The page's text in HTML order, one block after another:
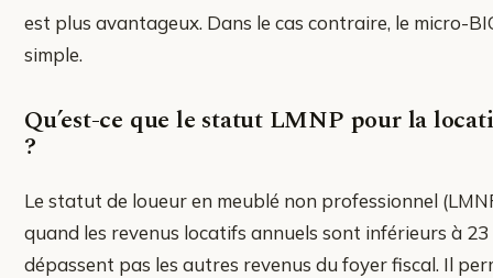
est plus avantageux. Dans le cas contraire, le micro-
simple.
Qu’est-ce que le statut LMNP pour la
?
Le statut de loueur en meublé non professionnel
quand les revenus locatifs annuels sont inférieurs à
dépassent pas les autres revenus du foyer fiscal. Il